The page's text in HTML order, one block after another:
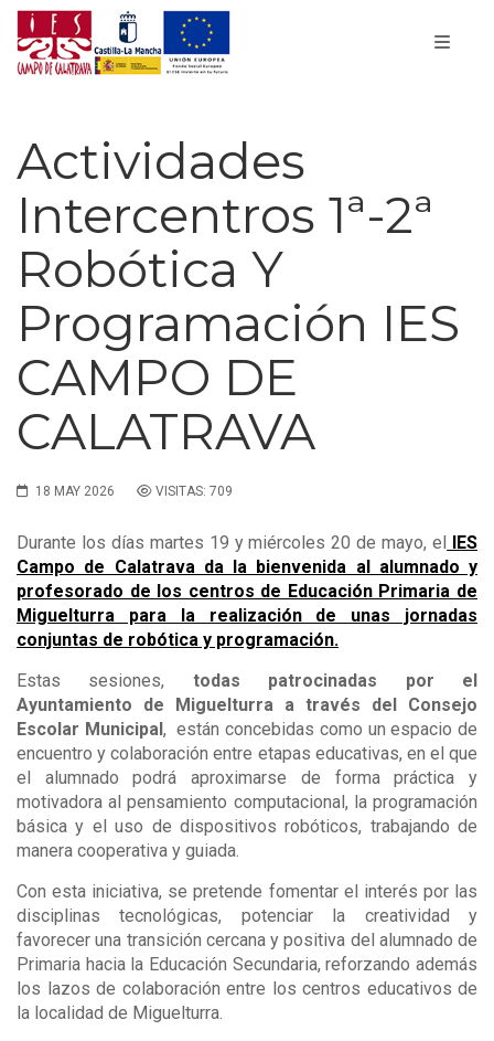
Actividades
Intercentros 1ª-2ª
Robótica Y
Programación IES
CAMPO DE
CALATRAVA
18 MAY 2026 VISITAS: 709
Durante los días martes 19 y miércoles 20 de mayo, el IES
Campo de Calatrava da la bienvenida al alumnado y
profesorado de los centros de Educación Primaria de
Miguelturra para la realización de unas jornadas
conjuntas de robótica y programación.
Estas sesiones, todas patrocinadas por el
Ayuntamiento de Miguelturra a través del Consejo
Escolar Municipal, están concebidas como un espacio de
encuentro y colaboración entre etapas educativas, en el que
el alumnado podrá aproximarse de forma práctica y
motivadora al pensamiento computacional, la programación
básica y el uso de dispositivos robóticos, trabajando de
manera cooperativa y guiada.
Con esta iniciativa, se pretende fomentar el interés por las
disciplinas tecnológicas, potenciar la creatividad y
favorecer una transición cercana y positiva del alumnado de
Primaria hacia la Educación Secundaria, reforzando además
los lazos de colaboración entre los centros educativos de
la localidad de Miguelturra.